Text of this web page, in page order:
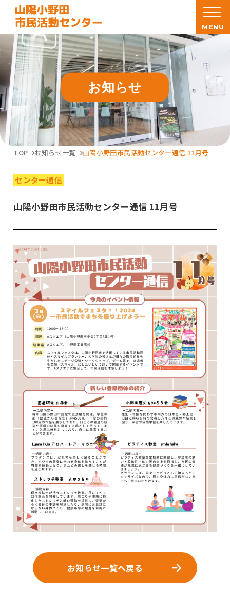
お知らせ
MENU
TOP お知らせ一覧 山陽小野田市民活動センター通信 11月号
センター通信
山陽小野田市民活動センター通信 11月号
お知らせ一覧へ戻る